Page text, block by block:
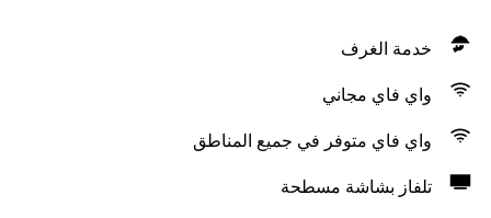
خدمة الغرف
واي فاي مجاني
واي فاي متوفر في جميع المناطق
تلفاز بشاشة مسطحة